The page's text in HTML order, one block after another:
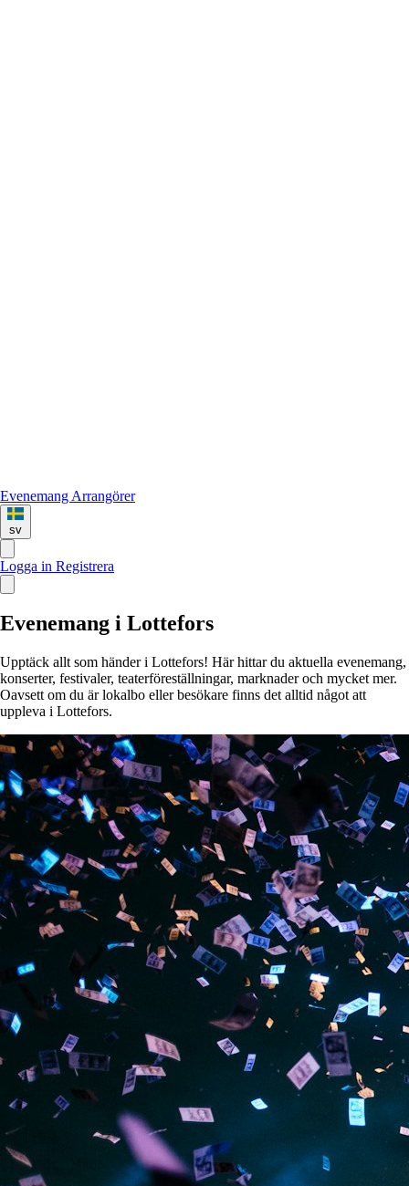
Evenemang Arrangörer
sv
Logga in Registrera
Evenemang i Lottefors
Upptäck allt som händer i Lottefors! Här hittar du aktuella evenemang,
konserter, festivaler, teaterföreställningar, marknader och mycket mer.
Oavsett om du är lokalbo eller besökare finns det alltid något att
uppleva i Lottefors.